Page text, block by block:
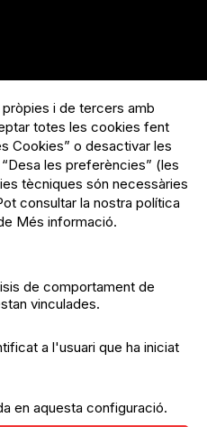
de les activitats
els col·lectius
i de tercers amb
totes les cookies fent
Cookies” o desactivar les
les preferències” (les
tècniques són necessàries
consultar la nostra política
Més informació.
de comportament de
vinculades.
a l'usuari que ha iniciat
en aquesta configuració.